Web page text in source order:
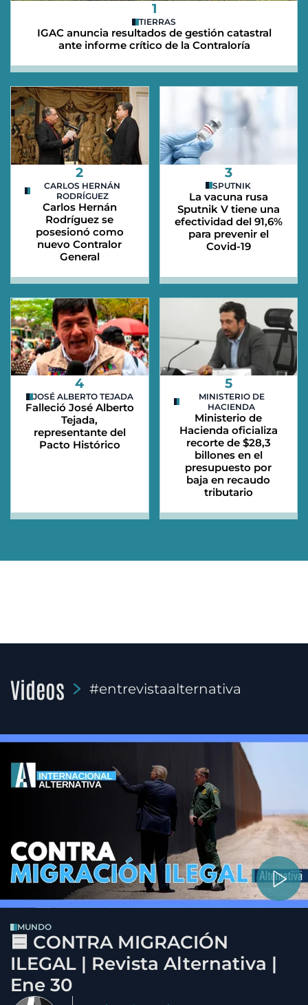
1
TIERRAS
IGAC anuncia resultados de gestión catastral
ante informe crítico de la Contraloría
2
CARLOS HERNÁN
RODRÍGUEZ
Carlos Hernán
Rodríguez se
posesionó como
nuevo Contralor
General
3
SPUTNIK
La vacuna rusa
Sputnik V tiene una
efectividad del 91,6%
para prevenir el
Covid-19
4
JOSÉ ALBERTO TEJADA
Falleció José Alberto
Tejada,
representante del
Pacto Histórico
5
MINISTERIO DE
HACIENDA
Ministerio de
Hacienda oficializa
recorte de $28,3
billones en el
presupuesto por
baja en recaudo
tributario
Videos #entrevistaalternativa
MUNDO
🟦 CONTRA MIGRACIÓN
ILEGAL | Revista Alternativa |
Ene 30